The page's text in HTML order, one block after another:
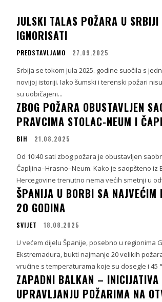
JULSKI TALAS POŽARA U
IGNORISATI
PREDSTAVLJAMO 27.09.2025
Srbija se tokom jula 2025. godine suočila s
novijoj istoriji. Iako šumski i terenski požari
su uobičajeni...
ZBOG POŽARA OBUSTAVLJEN
PRAVCIMA STOLAC-NEUM I
BIH 21.08.2025
Od 10:40 sati zbog požara je obustavljen
Čapljina–Hrasno–Neum. Kako je saopšteno iz
Hercegovine trenutno nema većih smetnji u
ŠPANIJA U BORBI SA NAJVEĆIM
20 GODINA
SVIJET 18.08.2025
U većem dijelu Španije, posebno u regionima
Ekstremadura, bukti najmanje 20 velikih
vrućine s temperaturama koje su dosegle i 45
ZAPADNI BALKAN – INICIJATIVA
UPRAVLJANJU POŽARIMA NA